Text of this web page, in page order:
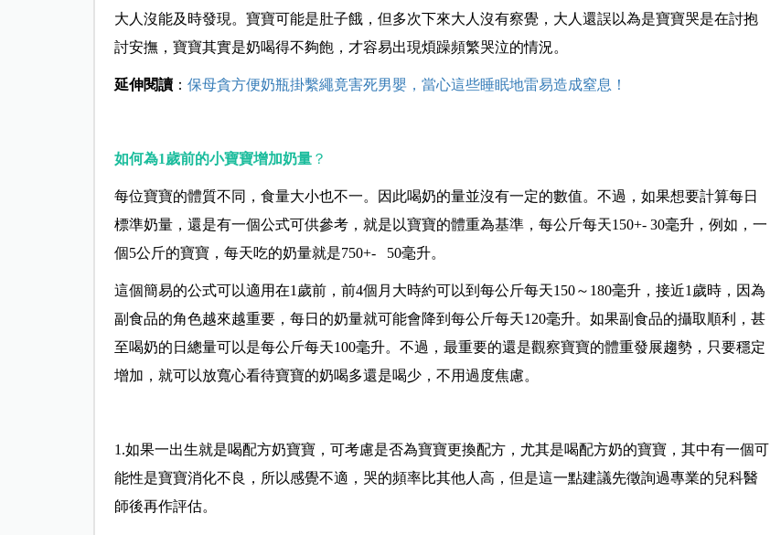
大人沒能及時發現。寶寶可能是肚子餓，但多次下來大人沒有察覺，大人還誤以為是寶寶哭是在討抱
討安撫，寶寶其實是奶喝得不夠飽，才容易出現煩躁頻繁哭泣的情況。
延伸閱讀： 保母貪方便奶瓶掛繫繩竟害死男嬰，當心這些睡眠地雷易造成窒息！
如何為1歲前的小寶寶增加奶量？
每位寶寶的體質不同，食量大小也不一。因此喝奶的量並沒有一定的數值。不過，如果想要計算每日
標準奶量，還是有一個公式可供參考，就是以寶寶的體重為基準，每公斤每天150+- 30毫升，例如，一
個5公斤的寶寶，每天吃的奶量就是750+- 50毫升。
這個簡易的公式可以適用在1歲前，前4個月大時約可以到每公斤每天150～180毫升，接近1歲時，因為
副食品的角色越來越重要，每日的奶量就可能會降到每公斤每天120毫升。如果副食品的攝取順利，甚
至喝奶的日總量可以是每公斤每天100毫升。不過，最重要的還是觀察寶寶的體重發展趨勢，只要穩定
增加，就可以放寬心看待寶寶的奶喝多還是喝少，不用過度焦慮。
1.如果一出生就是喝配方奶寶寶，可考慮是否為寶寶更換配方，尤其是喝配方奶的寶寶，其中有一個可
能性是寶寶消化不良，所以感覺不適，哭的頻率比其他人高，但是這一點建議先徵詢過專業的兒科醫
師後再作評估。